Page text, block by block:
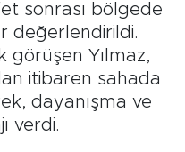
sonrası bölgede
değerlendirildi.
Yılmaz,
itibaren sahada
dayanışma ve
verdi.